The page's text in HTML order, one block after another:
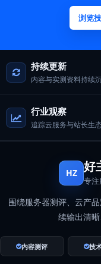
浏览
持续更新
内容与实测资料持续
行业观察
追踪云服务与站长生
HZ 好
专
围绕服务器测评、云产
续输出清晰
内容测评 技